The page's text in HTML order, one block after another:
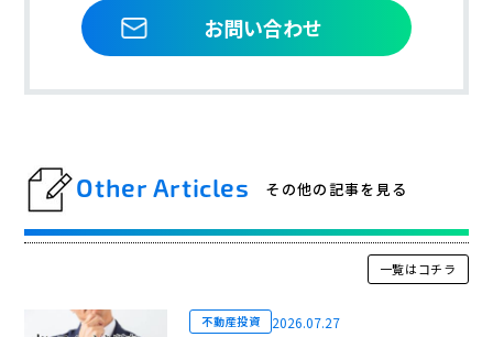
お問い合わせ
Other Articles その他の記事を見る
一覧はコチラ
不動産投資
2026.07.27